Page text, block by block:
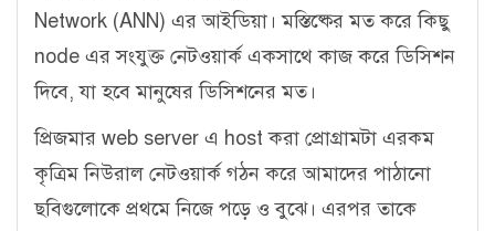
Network (ANN) এর আইডিয়া। মস্তিষ্কের মত করে কিছু
node এর সংযুক্ত নেটওয়ার্ক একসাথে কাজ করে ডিসিশন
দিবে, যা হবে মানুষের ডিসিশনের মত।
প্রিজমার web server এ host করা প্রোগ্রামটা এরকম
কৃত্রিম নিউরাল নেটওয়ার্ক গঠন করে আমাদের পাঠানো
ছবিগুলোকে প্রথমে নিজে পড়ে ও বুঝে। এরপর তাকে